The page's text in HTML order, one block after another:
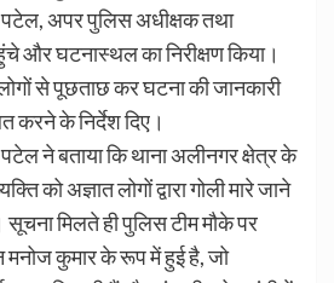
अपर पुलिस अधीक्षक तथा
और घटनास्थल का निरीक्षण किया।
से पूछताछ कर घटना की जानकारी
करने के निर्देश दिए।
ने बताया कि थाना अलीनगर क्षेत्र के
को अज्ञात लोगों द्वारा गोली मारे जाने
सूचना मिलते ही पुलिस टीम मौके पर
कुमार के रूप में हुई है, जो